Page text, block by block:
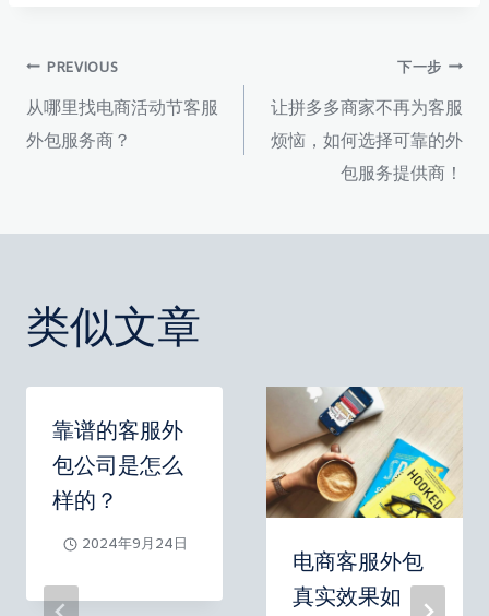
文
章
PREVIOUS
从哪里找电商活动节客服
外包服务商？
下一步
让拼多多商家不再为客服
烦恼，如何选择可靠的外
包服务提供商！
类似文章
靠谱的客服外
包公司是怎么
样的？
2024年9月24日
电商客服外包
真实效果如